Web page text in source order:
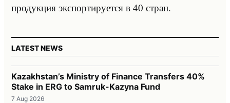
продукция экспортируется в 40 стран.
LATEST NEWS
Kazakhstan’s Ministry of Finance Transfers 40%
Stake in ERG to Samruk-Kazyna Fund
7 Aug 2026